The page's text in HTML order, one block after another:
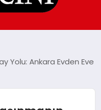
Yolu: Ankara Evden Eve